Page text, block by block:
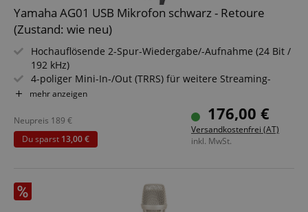
Yamaha AG01 USB Mikrofon schwarz - Retoure
(Zustand: wie neu)
Hochauflösende 2-Spur-Wiedergabe/-Aufnahme (24 Bit /
192 kHz)
4-poliger Mini-In-/Out (TRRS) für weitere Streaming-
Anwendungen
Flexible LOOPBACK-Funktion, ideal für Live-Streaming &
Aufnahme
Windows/Mac-Unterstützung durch USB-C Anschluss
3/8" Gewinde für Mikrofonständer (mit Schutzkappe)
mehr anzeigen
176,00 €
Versandkostenfrei (AT)
inkl. MwSt.
Neupreis 189 €
Du sparst 13,00 €